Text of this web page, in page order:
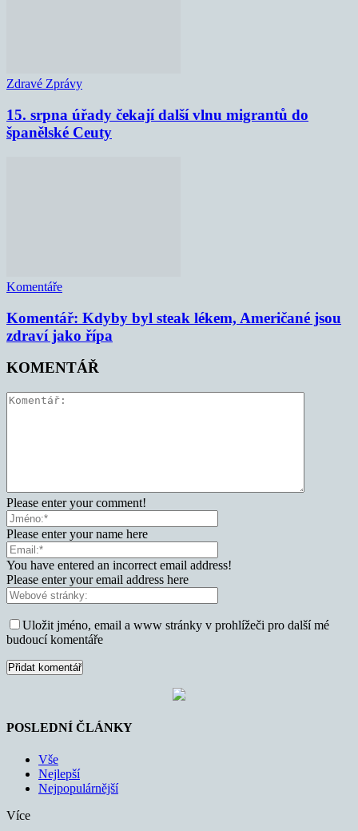
Zdravé Zprávy
15. srpna úřady čekají další vlnu migrantů do
španělské Ceuty
Komentáře
Komentář: Kdyby byl steak lékem, Američané jsou
zdraví jako řípa
KOMENTÁŘ
Please enter your comment!
Please enter your name here
You have entered an incorrect email address!
Please enter your email address here
Uložit jméno, email a www stránky v prohlížeči pro další mé
budoucí komentáře
POSLEDNÍ ČLÁNKY
Vše
Nejlepší
Nejpopulárnější
Více